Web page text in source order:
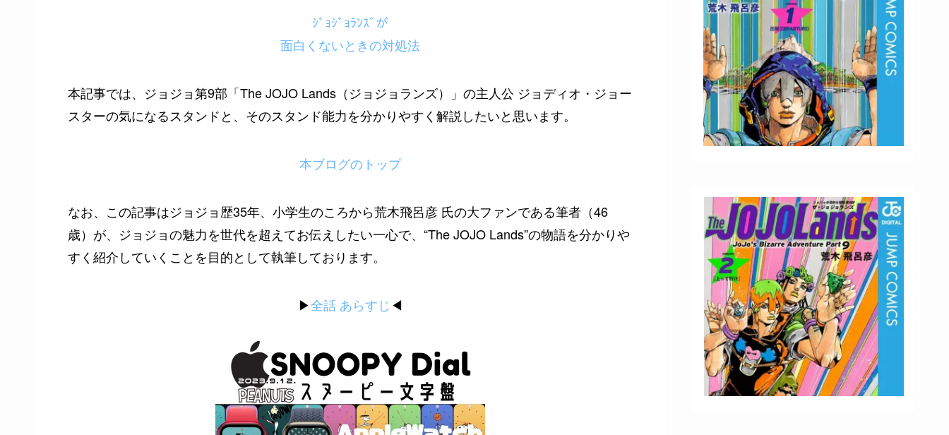
ｼﾞｮｼﾞｮﾗﾝｽﾞが
面白くないときの対処法
本記事では、ジョジョ第9部「The JOJO Lands（ジョジョランズ）」の主人公 ジョディオ・ジョー
スターの気になるスタンドと、そのスタンド能力を分かりやすく解説したいと思います。
本ブログのトップ
なお、この記事はジョジョ歴35年、小学生のころから荒木飛呂彦 氏の大ファンである筆者（46
歳）が、ジョジョの魅力を世代を超えてお伝えしたい一心で、“The JOJO Lands”の物語を分かりや
すく紹介していくことを目的として執筆しております。
▶全話 あらすじ◀